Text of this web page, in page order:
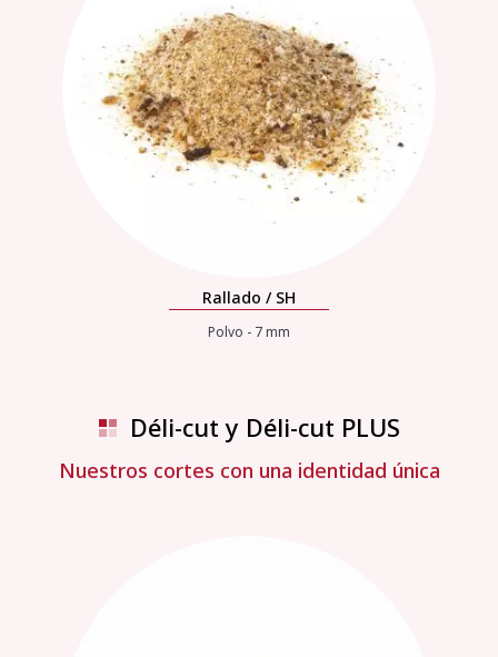
Rallado / SH
Polvo - 7 mm
Déli-cut y Déli-cut PLUS
Nuestros cortes con una identidad única